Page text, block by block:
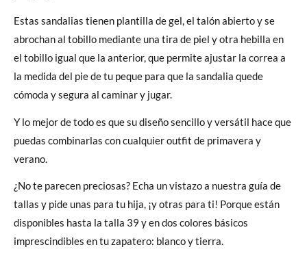
Estas sandalias tienen plantilla de gel, el talón abierto y se
abrochan al tobillo mediante una tira de piel y otra hebilla en
el tobillo igual que la anterior, que permite ajustar la correa a
la medida del pie de tu peque para que la sandalia quede
cómoda y segura al caminar y jugar.
Y lo mejor de todo es que su diseño sencillo y versátil hace que
puedas combinarlas con cualquier outfit de primavera y
verano.
¿No te parecen preciosas? Echa un vistazo a nuestra guía de
tallas y pide unas para tu hija, ¡y otras para ti! Porque están
disponibles hasta la talla 39 y en dos colores básicos
imprescindibles en tu zapatero: blanco y tierra.